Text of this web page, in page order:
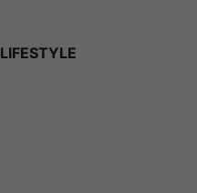
LIFESTYLE